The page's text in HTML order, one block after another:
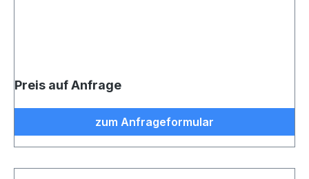
Preis auf Anfrage
zum Anfrageformular